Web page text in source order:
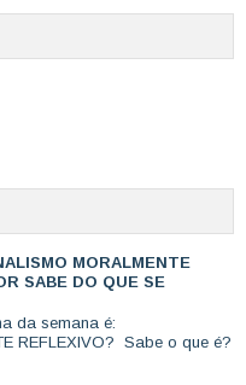
MORALMENTE
SABE DO QUE SE
da semana é:
REFLEXIVO? Sabe o que é?